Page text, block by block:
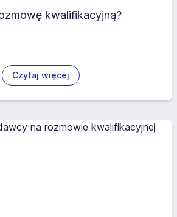
kwalifikacyjną?
Czytaj więcej